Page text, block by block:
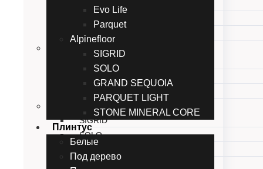
Evo Life
Parquet
Alpinefloor
SIGRID
SOLO
GRAND SEQUOIA
PARQUET LIGHT
STONE MINERAL CORE
Плинтус
Белые
Под дерево
Herringbone
NANO
WOOD
SIGRID
SOLO
PARQUET LIGHT